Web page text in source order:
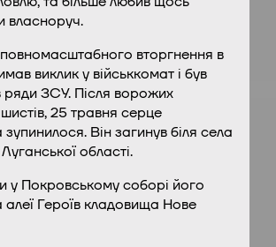
власноруч.
вторгнення в
виклик у військкомат і був
ряди ЗСУ. Після ворожих
25 травня серце
Він загинув біля села
області.
у Покровському соборі його
алеї Героїв кладовища Нове